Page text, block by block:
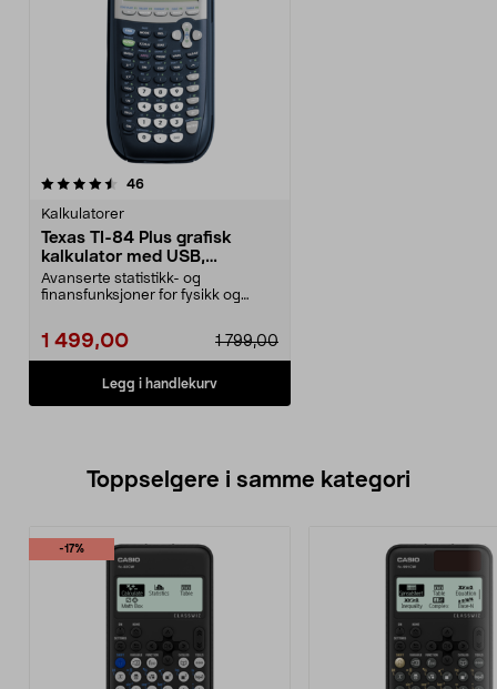
46anmeldelser
Kalkulatorer
Texas TI-84 Plus grafisk
kalkulator med USB,
videregående / høyskole
Avanserte statistikk- og
finansfunksjoner for fysikk og
1 799,00
1 499,00
Legg i handlekurv
Toppselgere i samme kategori
-17%